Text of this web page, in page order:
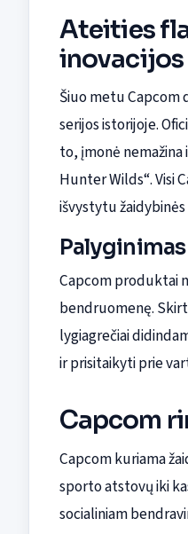
Ateities
inovacijos
Šiuo metu Capcom
serijos istorijoje.
to, įmonė
Hunter Wilds“. Visi
išvystytu
Capcom produktai
bendruomenę.
lygiagrečiai
ir prisitaikyti prie
Capcom
Capcom kuriama
sporto atstovų iki
socialiniam